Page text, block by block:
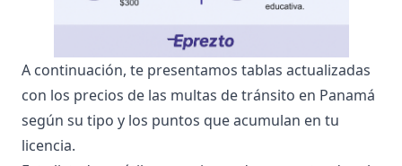
A continuación, te presentamos tablas actualizadas
con los precios de las multas de tránsito en Panamá
según su tipo y los puntos que acumulan en tu
licencia.